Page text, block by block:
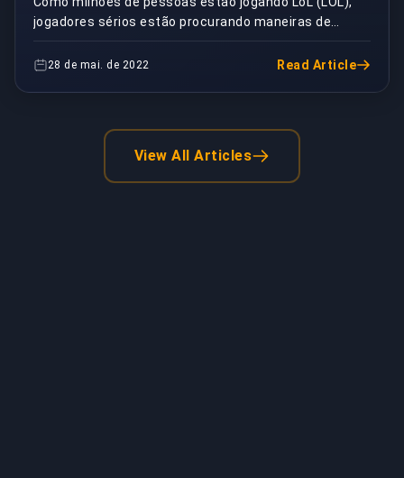
jogadores sérios estão procurando maneiras de
controlar suas estratégias e avançar na batalha com
pou...
28 de mai. de 2022 Read Article
View All Articles